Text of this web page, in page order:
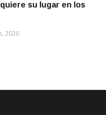
su lugar en los
2020